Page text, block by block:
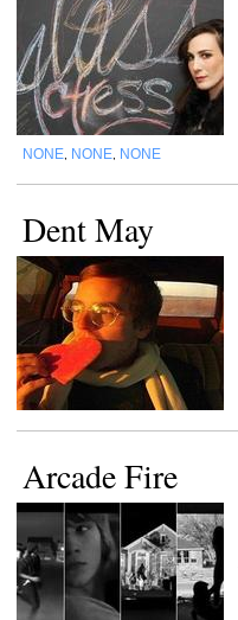
NONE NONE NONE
Dent May
Arcade Fire